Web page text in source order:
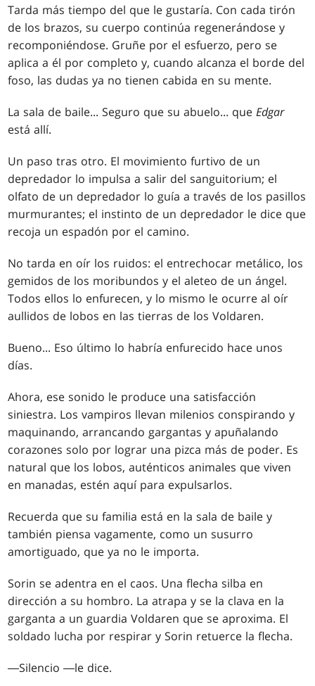
Tarda más tiempo del que le gustaría. Con cada tirón
de los brazos, su cuerpo continúa regenerándose y
recomponiéndose. Gruñe por el esfuerzo, pero se
aplica a él por completo y, cuando alcanza el borde del
foso, las dudas ya no tienen cabida en su mente.
La sala de baile... Seguro que su abuelo... queEdgar
está allí.
Un paso tras otro. El movimiento furtivo de un
depredador lo impulsa a salir del sanguitorium; el
olfato de un depredador lo guía a través de los pasillos
murmurantes; el instinto de un depredador le dice que
recoja un espadón por el camino.
No tarda en oír los ruidos: el entrechocar metálico, los
gemidos de los moribundos y el aleteo de un ángel.
Todos ellos lo enfurecen, y lo mismo le ocurre al oír
aullidos de lobos en las tierras de los Voldaren.
Bueno... Eso último lo habría enfurecido hace unos
días.
Ahora, ese sonido le produce una satisfacción
siniestra. Los vampiros llevan milenios conspirando y
maquinando, arrancando gargantas y apuñalando
corazones solo por lograr una pizca más de poder. Es
natural que los lobos, auténticos animales que viven
en manadas, estén aquí para expulsarlos.
Recuerda que su familia está en la sala de baile y
también piensa vagamente, como un susurro
amortiguado, que ya no le importa.
Sorin se adentra en el caos. Una flecha silba en
dirección a su hombro. La atrapa y se la clava en la
garganta a un guardia Voldaren que se aproxima. El
soldado lucha por respirar y Sorin retuerce la flecha.
―Silencio ―le dice.